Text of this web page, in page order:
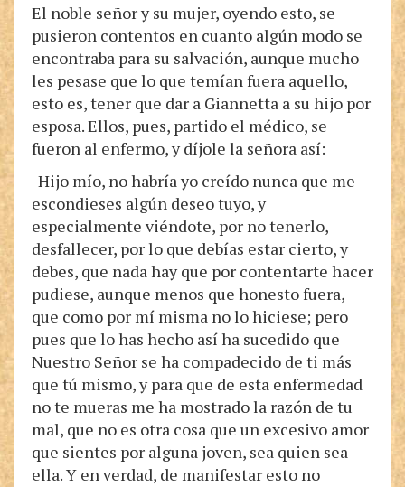
El noble señor y su mujer, oyendo esto, se
pusieron contentos en cuanto algún modo se
encontraba para su salvación, aunque mucho
les pesase que lo que temían fuera aquello,
esto es, tener que dar a Giannetta a su hijo por
esposa. Ellos, pues, partido el médico, se
fueron al enfermo, y díjole la señora así:
-Hijo mío, no habría yo creído nunca que me
escondieses algún deseo tuyo, y
especialmente viéndote, por no tenerlo,
desfallecer, por lo que debías estar cierto, y
debes, que nada hay que por contentarte hacer
pudiese, aunque menos que honesto fuera,
que como por mí misma no lo hiciese; pero
pues que lo has hecho así ha sucedido que
Nuestro Señor se ha compadecido de ti más
que tú mismo, y para que de esta enfermedad
no te mueras me ha mostrado la razón de tu
mal, que no es otra cosa que un excesivo amor
que sientes por alguna joven, sea quien sea
ella. Y en verdad, de manifestar esto no